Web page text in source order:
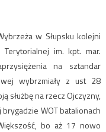
w Słupsku kolejni
im. kpt. mar.
na sztandar
wybrzmiały z ust 28
służbę na rzecz Ojczyzny,
WOT batalionach
bo aż 17 nowo